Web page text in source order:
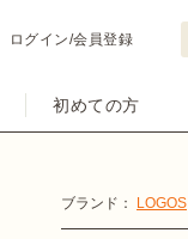
ログイン/会員登録
初めての方
ブランド： LOGOS